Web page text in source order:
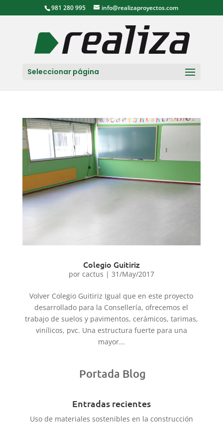
981 280 995 info@realizaproyectos.com
Seleccionar página
Colegio Guitiriz
por cactus | 31/May/2017
Volver Colegio Guitiriz Igual que en este proyecto
desarrollado para la Consellería, ofrecemos el
trabajo de suelos y pavimentos, cerámicos, tarimas,
vinílicos, pvc. Una estructura fuerte para una
mayor...
Portada Blog
Entradas recientes
Uso de materiales sostenibles en la construcción